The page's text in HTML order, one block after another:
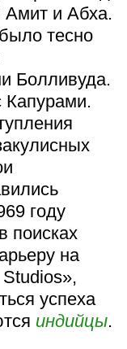
Амит и Абха.
тесно
Болливуда.
Капурами.
году
поисках
на
успеха
индийцы.